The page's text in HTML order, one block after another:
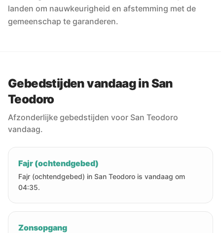
landen om nauwkeurigheid en afstemming met de
gemeenschap te garanderen.
Gebedstijden vandaag in San
Teodoro
Afzonderlijke gebedstijden voor San Teodoro
vandaag.
Fajr (ochtendgebed)
Fajr (ochtendgebed) in San Teodoro is vandaag om
04:35.
Zonsopgang